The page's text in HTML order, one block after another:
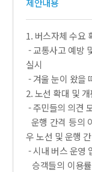
제안내용
1. 버스자체 수요
- 교통사고 예방
실시
- 겨울 눈이 왔을
2. 노선 확대 및 개
- 주민들의 의견
운행 간격 등의
우 노선 및 운행
- 시내 버스 운영
승객들의 이용